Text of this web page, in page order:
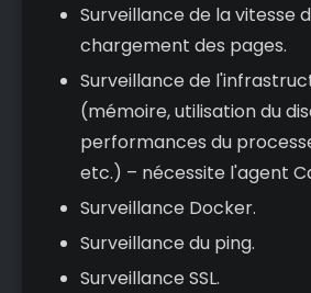
Surveillance de la vitesse
chargement des pages.
Surveillance de
(mémoire, utilisation du
performances du
etc.) – nécessite l'agent
Surveillance Docker.
Surveillance du ping.
Surveillance SSL.